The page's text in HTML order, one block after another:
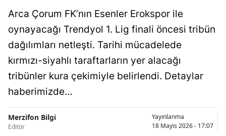
Arca Çorum FK’nın Esenler Erokspor ile
oynayacağı Trendyol 1. Lig finali öncesi tribün
dağılımları netleşti. Tarihi mücadelede
kırmızı-siyahlı taraftarların yer alacağı
tribünler kura çekimiyle belirlendi. Detaylar
haberimizde…
Merzifon Bilgi
Editör
Yayınlanma
18 Mayıs 2026 - 17:07